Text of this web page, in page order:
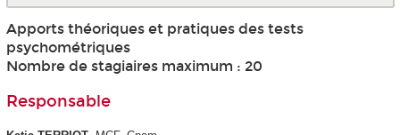
Apports théoriques et pratiques des tests
psychométriques
Nombre de stagiaires maximum : 20
Responsable